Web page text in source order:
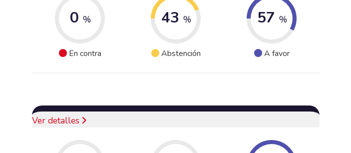
0 %
En contra
43 %
Abstención
57 %
A favor
Ver detalles